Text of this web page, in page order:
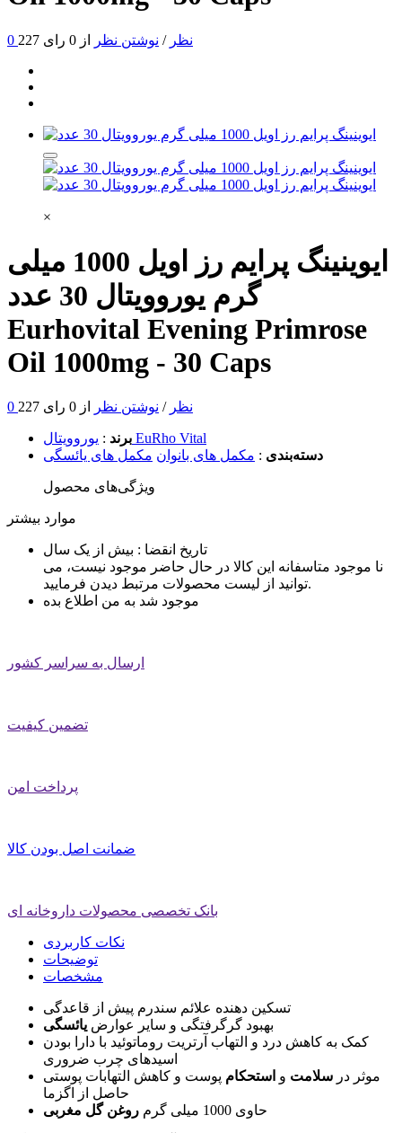
0 نظر / نوشتن نظر از 0 رای 227
×
ایوینینگ پرایم رز اویل 1000 میلی
گرم یوروویتال 30 عدد
Eurhovital Evening Primrose
Oil 1000mg - 30 Caps
0 نظر / نوشتن نظر از 0 رای 227
برند :
یوروویتال EuRho Vital
دسته‌بندی : مکمل های بانوان مکمل های یائسگی
ویژگی‌های محصول
موارد بیشتر
تاریخ انقضا : بیش از یک سال
نا موجود متاسفانه این کالا در حال حاضر موجود نیست، می
توانید از لیست محصولات مرتبط دیدن فرمایید.
موجود شد به من اطلاع بده
ارسال به سراسر کشور
تضمین کیفیت
پرداخت امن
ضمانت اصل بودن کالا
بانک تخصصی محصولات داروخانه ای
نکات کاربردی
توضیحات
مشخصات
تسکین دهنده علائم سندرم پیش از قاعدگی
بهبود گرگرفتگی و سایر عوارض یائسگی
کمک به کاهش درد و التهاب آرتریت روماتوئید با دارا بودن
اسیدهای چرب ضروری
موثر در سلامت و استحکام پوست و کاهش التهابات پوستی
حاصل از اگزما
حاوی 1000 میلی گرم
روغن گل مغربی